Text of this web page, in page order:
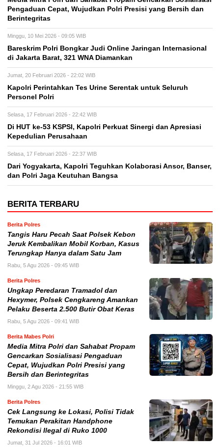
Pengaduan Cepat, Wujudkan Polri Presisi yang Bersih dan
Berintegritas
Minggu, 10 Mei 2026 - 09:05 WIB
Bareskrim Polri Bongkar Judi Online Jaringan Internasional
di Jakarta Barat, 321 WNA Diamankan
Jumat, 20 Februari 2026 - 22:02 WIB
Kapolri Perintahkan Tes Urine Serentak untuk Seluruh
Personel Polri
Selasa, 17 Februari 2026 - 22:42 WIB
Di HUT ke-53 KSPSI, Kapolri Perkuat Sinergi dan Apresiasi
Kepedulian Perusahaan
Selasa, 17 Februari 2026 - 22:37 WIB
Dari Yogyakarta, Kapolri Teguhkan Kolaborasi Ansor, Banser,
dan Polri Jaga Keutuhan Bangsa
BERITA TERBARU
Berita Polres
Tangis Haru Pecah Saat Polsek Kebon
Jeruk Kembalikan Mobil Korban, Kasus
Terungkap Hanya dalam Satu Jam
Rabu, 5 Agu 2026 - 09:45 WIB
Berita Polres
Ungkap Peredaran Tramadol dan
Hexymer, Polsek Cengkareng Amankan
Pelaku Beserta 2.500 Butir Obat Keras
Rabu, 5 Agu 2026 - 09:41 WIB
Berita Mabes Polri
Media Mitra Polri dan Sahabat Propam
Gencarkan Sosialisasi Pengaduan
Cepat, Wujudkan Polri Presisi yang
Bersih dan Berintegritas
Minggu, 2 Agu 2026 - 21:55 WIB
Berita Polres
Cek Langsung ke Lokasi, Polisi Tidak
Temukan Perakitan Handphone
Rekondisi Ilegal di Ruko 1000
Jumat, 31 Jul 2026 - 16:01 WIB